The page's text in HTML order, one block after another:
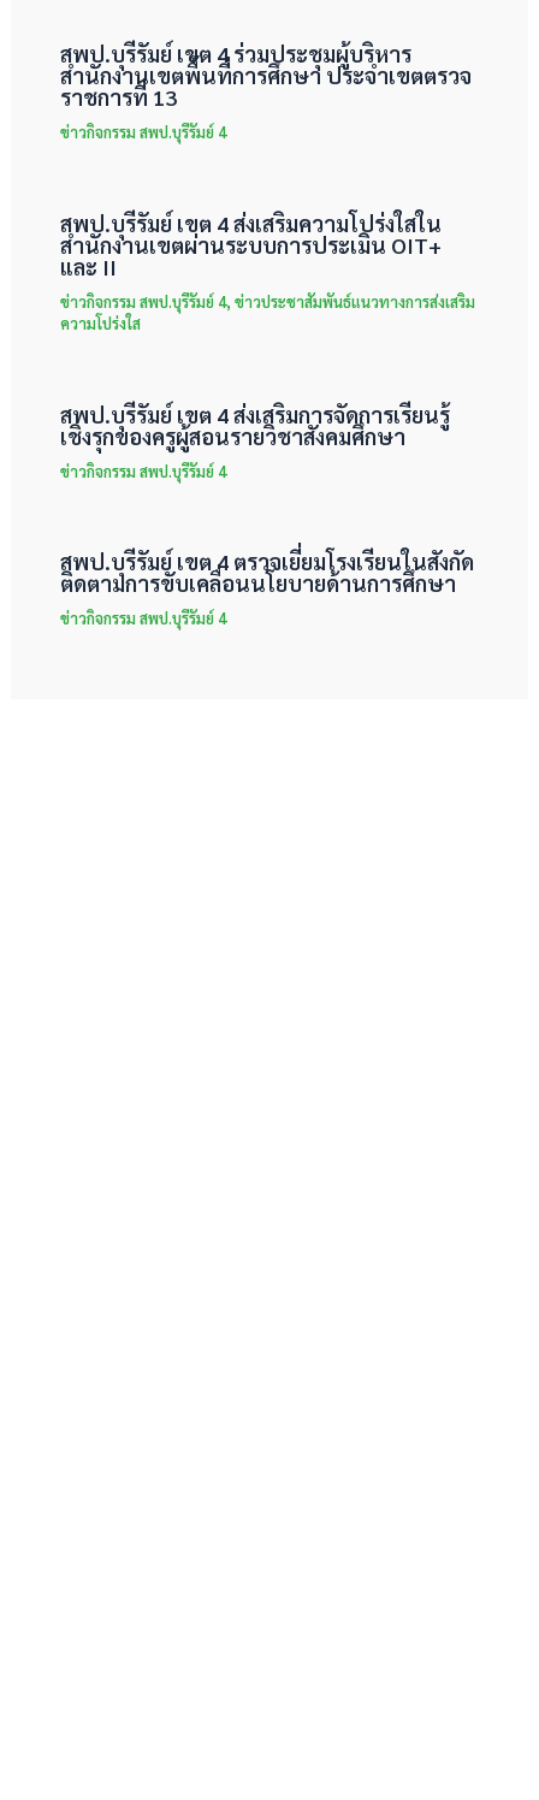
สพป.บุรีรัมย์ เขต 4 ร่วมประชุมผู้บริหาร
สำนักงานเขตพื้นที่การศึกษา ประจำเขตตรวจ
ราชการที่ 13
ข่าวกิจกรรม สพป.บุรีรัมย์ 4
สพป.บุรีรัมย์ เขต 4 ส่งเสริมความโปร่งใสใน
สำนักงานเขตผ่านระบบการประเมิน OIT+
และ II
ข่าวกิจกรรม สพป.บุรีรัมย์ 4, ข่าวประชาสัมพันธ์แนวทางการส่งเสริม
ความโปร่งใส
สพป.บุรีรัมย์ เขต 4 ส่งเสริมการจัดการเรียนรู้
เชิงรุกของครูผู้สอนรายวิชาสังคมศึกษา
ข่าวกิจกรรม สพป.บุรีรัมย์ 4
สพป.บุรีรัมย์ เขต 4 ตรวจเยี่ยมโรงเรียนในสังกัด
ติดตามการขับเคลื่อนนโยบายด้านการศึกษา
ข่าวกิจกรรม สพป.บุรีรัมย์ 4